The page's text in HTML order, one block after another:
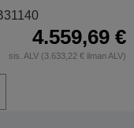
4.559,69 €
sis. ALV (3.633,22 € ilman ALV)